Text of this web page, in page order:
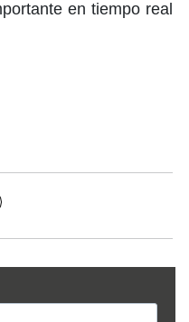
en tiempo real